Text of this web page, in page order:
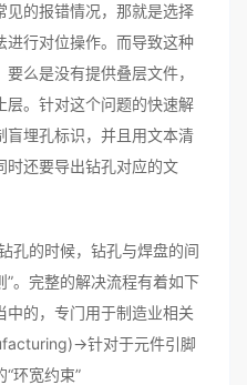
见的报错情况，那就是选择
进行对位操作。而导致这种
么是没有提供叠层文件，
层。针对这个问题的快速解
盲埋孔标识，并且用文本清
时还要导出钻孔对应的文
孔的时候，钻孔与焊盘的间
。完整的解决流程有着如下
中的，专门用于制造业相关
针对于元件引脚
环宽约束”